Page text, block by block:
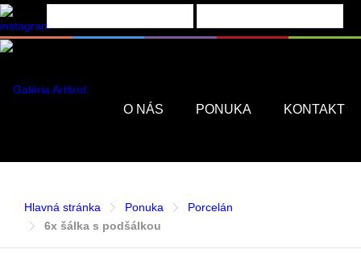
O NÁS PONUKA KONTAKT
Hlavná stránka Ponuka
Porcelán
6x šálka s podšálkou